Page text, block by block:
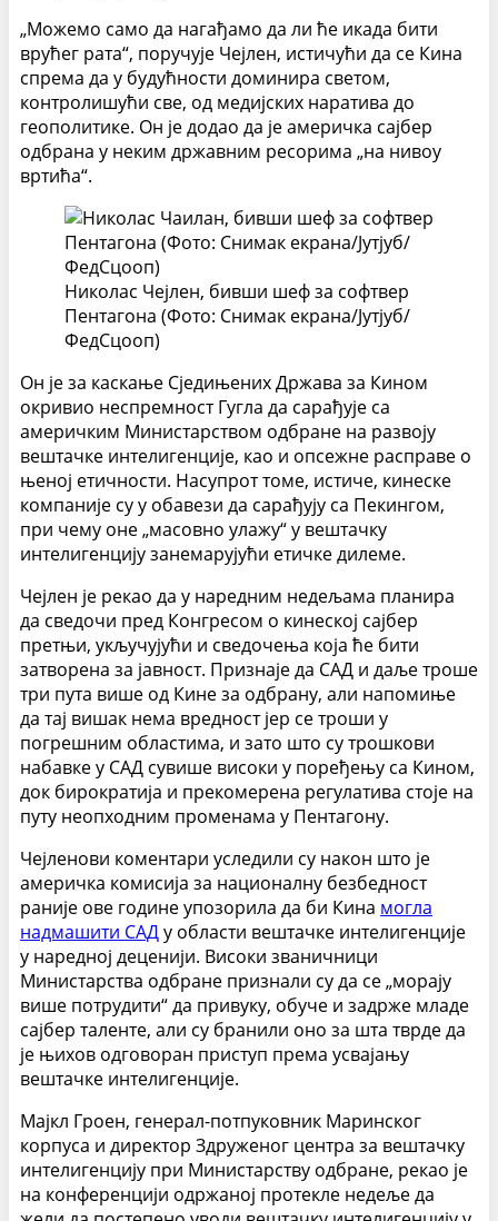
„Можемо само да нагађамо да ли ће икада бити
врућег рата“, поручује Чејлен, истичући да се Кина
спрема да у будућности доминира светом,
контролишући све, од медијских наратива до
геополитике. Он је додао да је америчка сајбер
одбрана у неким државним ресорима „на нивоу
вртића“.
Николас Чејлен, бивши шеф за софтвер
Пентагона (Фото: Снимак екрана/Јутјуб/
ФедСцооп)
Он је за каскање Сједињених Држава за Кином
окривио неспремност Гугла да сарађује са
америчким Министарством одбране на развоју
вештачке интелигенције, као и опсежне расправе о
њеној етичности. Насупрот томе, истиче, кинеске
компаније су у обавези да сарађују са Пекингом,
при чему оне „масовно улажу“ у вештачку
интелигенцију занемарујући етичке дилеме.
Чејлен је рекао да у наредним недељама планира
да сведочи пред Конгресом о кинеској сајбер
претњи, укључујући и сведочења која ће бити
затворена за јавност. Признаје да САД и даље троше
три пута више од Кине за одбрану, али напомиње
да тај вишак нема вредност јер се троши у
погрешним областима, и зато што су трошкови
набавке у САД сувише високи у поређењу са Кином,
док бирократија и прекомерена регулатива стоје на
путу неопходним променама у Пентагону.
Чејленови коментари уследили су након што је
америчка комисија за националну безбедност
раније ове године упозорила да би Кина могла
надмашити САДу области вештачке интелигенције
у наредној деценији. Високи званичници
Министарства одбране признали су да се „морају
више потрудити“ да привуку, обуче и задрже младе
сајбер таленте, али су бранили оно за шта тврде да
је њихов одговоран приступ према усвајању
вештачке интелигенције.
Мајкл Гроен, генерал-потпуковник Маринског
корпуса и директор Здруженог центра за вештачку
интелигенцију при Министарству одбране, рекао је
на конференцији одржаној протекле недеље да